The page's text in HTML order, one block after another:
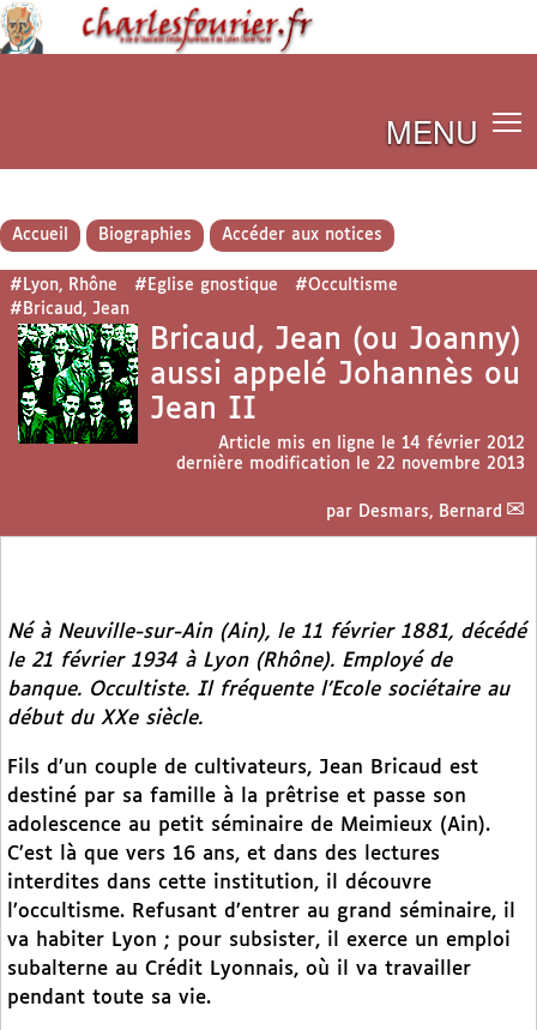
MENU
Accueil Biographies Accéder aux notices
#Lyon, Rhône #Eglise gnostique
#Occultisme
#Bricaud, Jean
Bricaud, Jean (ou Joanny)
aussi appelé Johannès ou
Jean II
Article mis en ligne le 14 février 2012
dernière modification le 22 novembre 2013
par Desmars, Bernard
Né à Neuville-sur-Ain (Ain), le 11 février 1881, décédé
le 21 février 1934 à Lyon (Rhône). Employé de
banque. Occultiste. Il fréquente l’Ecole sociétaire au
début du XXe siècle.
Fils d’un couple de cultivateurs, Jean Bricaud est
destiné par sa famille à la prêtrise et passe son
adolescence au petit séminaire de Meimieux (Ain).
C’est là que vers 16 ans, et dans des lectures
interdites dans cette institution, il découvre
l’occultisme. Refusant d’entrer au grand séminaire, il
va habiter Lyon ; pour subsister, il exerce un emploi
subalterne au Crédit Lyonnais, où il va travailler
pendant toute sa vie.